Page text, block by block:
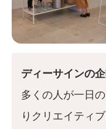
ディーサインの
多くの人が一日
りクリエイティ